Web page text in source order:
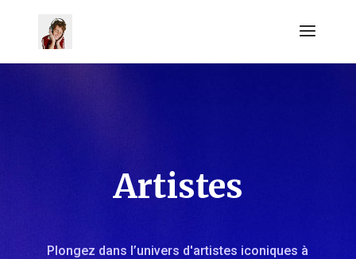
Artistes
Plongez dans l’univers d'artistes iconiques à